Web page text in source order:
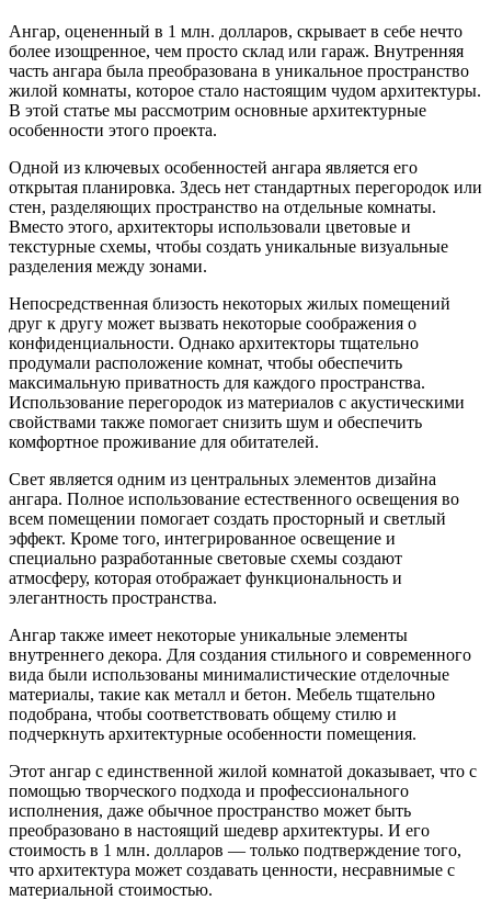
Ангар, оцененный в 1 млн. долларов, скрывает в себе нечто
более изощренное, чем просто склад или гараж. Внутренняя
часть ангара была преобразована в уникальное пространство
жилой комнаты, которое стало настоящим чудом архитектуры.
В этой статье мы рассмотрим основные архитектурные
особенности этого проекта.
Одной из ключевых особенностей ангара является его
открытая планировка. Здесь нет стандартных перегородок или
стен, разделяющих пространство на отдельные комнаты.
Вместо этого, архитекторы использовали цветовые и
текстурные схемы, чтобы создать уникальные визуальные
разделения между зонами.
Непосредственная близость некоторых жилых помещений
друг к другу может вызвать некоторые соображения о
конфиденциальности. Однако архитекторы тщательно
продумали расположение комнат, чтобы обеспечить
максимальную приватность для каждого пространства.
Использование перегородок из материалов с акустическими
свойствами также помогает снизить шум и обеспечить
комфортное проживание для обитателей.
Свет является одним из центральных элементов дизайна
ангара. Полное использование естественного освещения во
всем помещении помогает создать просторный и светлый
эффект. Кроме того, интегрированное освещение и
специально разработанные световые схемы создают
атмосферу, которая отображает функциональность и
элегантность пространства.
Ангар также имеет некоторые уникальные элементы
внутреннего декора. Для создания стильного и современного
вида были использованы минималистические отделочные
материалы, такие как металл и бетон. Мебель тщательно
подобрана, чтобы соответствовать общему стилю и
подчеркнуть архитектурные особенности помещения.
Этот ангар с единственной жилой комнатой доказывает, что с
помощью творческого подхода и профессионального
исполнения, даже обычное пространство может быть
преобразовано в настоящий шедевр архитектуры. И его
стоимость в 1 млн. долларов — только подтверждение того,
что архитектура может создавать ценности, несравнимые с
материальной стоимостью.